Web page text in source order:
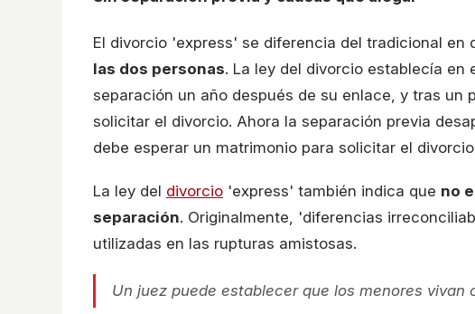
El divorcio 'express' se diferencia del tradicional en
las dos personas. La ley del divorcio establecía en
separación un año después de su enlace, y tras un
solicitar el divorcio. Ahora la separación previa
debe esperar un matrimonio para solicitar el
La ley del divorcio 'express' también indica que no
separación. Originalmente, 'diferencias
utilizadas en las rupturas amistosas.
Un juez puede establecer que los menores